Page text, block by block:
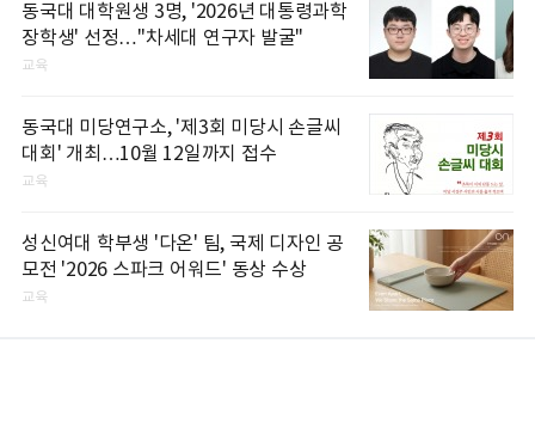
동국대 대학원생 3명, '2026년 대통령과학
장학생' 선정…"차세대 연구자 발굴"
교육
동국대 미당연구소, '제3회 미당시 손글씨
대회' 개최…10월 12일까지 접수
교육
성신여대 학부생 '다온' 팀, 국제 디자인 공
모전 '2026 스파크 어워드' 동상 수상
교육